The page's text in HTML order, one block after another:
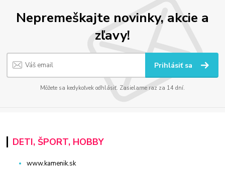
Nepremeškajte novinky, akcie a
zľavy!
Prihlásiť sa
Môžete sa kedykoľvek odhlásiť. Zasielame raz za 14 dní.
DETI, ŠPORT, HOBBY
www.kamenik.sk